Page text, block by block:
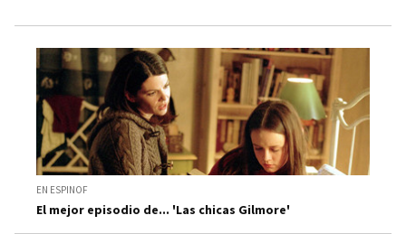
EN ESPINOF
El mejor episodio de... 'Las chicas Gilmore'